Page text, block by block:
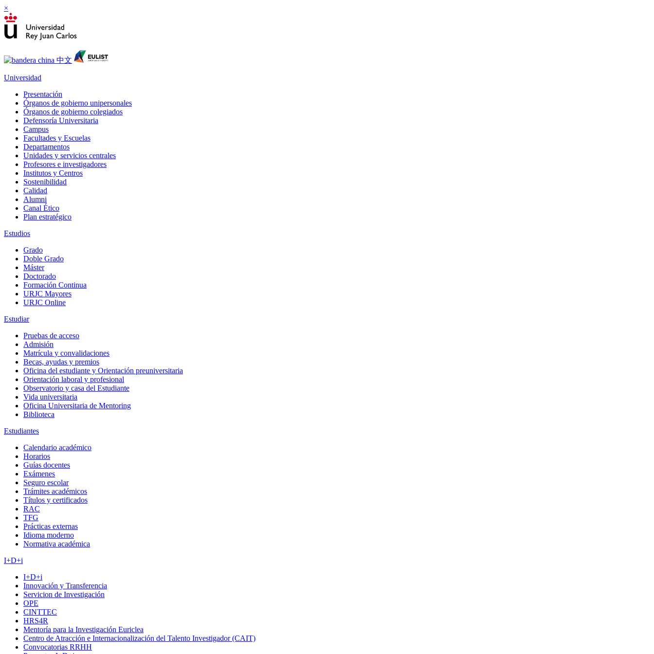
×
Universidad
Presentación
Órganos de gobierno unipersonales
Órganos de gobierno colegiados
Defensoría Universitaria
Campus
Facultades y Escuelas
Departamentos
Unidades y servicios centrales
Profesores e investigadores
Institutos y Centros
Sostenibilidad
Calidad
Alumni
Canal Ético
Plan estratégico
Estudios
Grado
Doble Grado
Máster
Doctorado
Formación Continua
URJC Mayores
URJC Online
Estudiar
Pruebas de acceso
Admisión
Matrícula y convalidaciones
Becas, ayudas y premios
Oficina del estudiante y Orientación preuniversitaria
Orientación laboral y profesional
Observatorio y casa del Estudiante
Vida universitaria
Oficina Universitaria de Mentoring
Biblioteca
Estudiantes
Calendario académico
Horarios
Guías docentes
Exámenes
Seguro escolar
Trámites académicos
Títulos y certificados
RAC
TFG
Prácticas externas
Idioma moderno
Normativa académica
I+D+i
I+D+i
Innovación y Transferencia
Servicion de Investigación
OPE
CINTTEC
HRS4R
Mentoría para la Investigación Euriclea
Centro de Atracción e Internacionalización del Talento Investigador (CAIT)
Convocatorias RRHH